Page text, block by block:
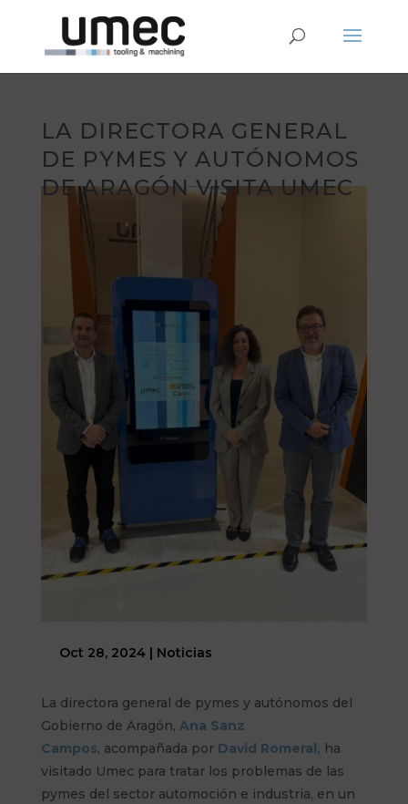
LA DIRECTORA GENERAL
DE PYMES Y AUTÓNOMOS
DE ARAGÓN VISITA UMEC
Oct 28, 2024| Noticias
La directora general de pymes y autónomos del
Gobierno de Aragón, Ana Sanz
Campos, acompañada por David Romeral, ha
visitado Umec para tratar los problemas de las
pymes del sector automoción e industria, en un